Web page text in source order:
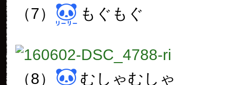
（7） もぐもぐ
（8） むしゃむしゃ